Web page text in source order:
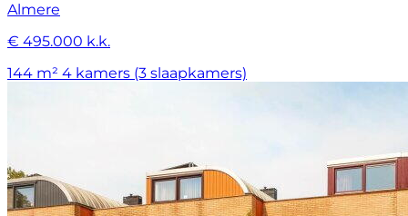
Almere
€ 495.000 k.k.
144 m² 4 kamers (3 slaapkamers)